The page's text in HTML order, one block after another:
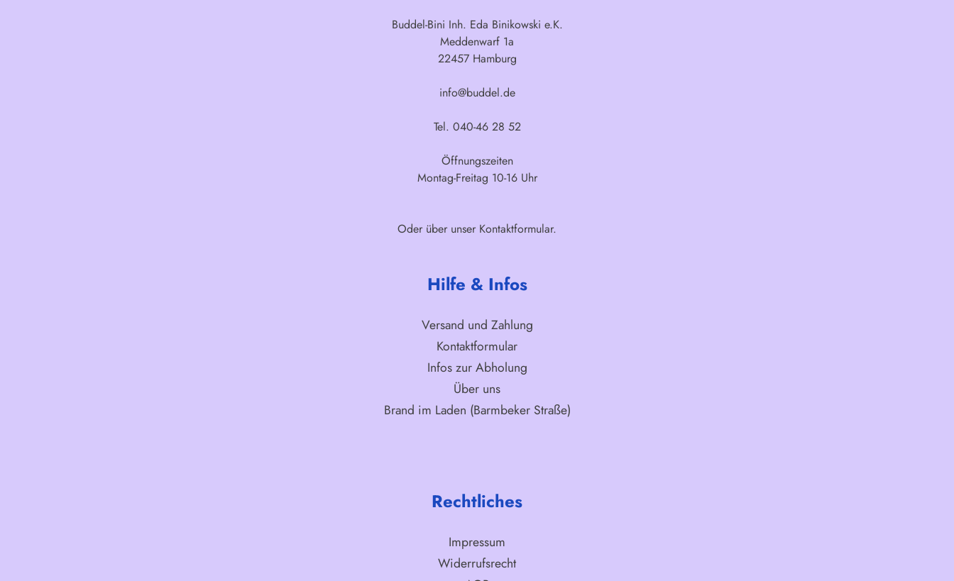
Buddel-Bini Inh. Eda Binikowski e.K.
Meddenwarf 1a
22457 Hamburg
info@buddel.de
Tel. 040-46 28 52
Öffnungszeiten
Montag-Freitag 10-16 Uhr
Oder über unser Kontaktformular.
Hilfe & Infos
Versand und Zahlung
Kontaktformular
Infos zur Abholung
Über uns
Brand im Laden (Barmbeker Straße)
Rechtliches
Impressum
Widerrufsrecht